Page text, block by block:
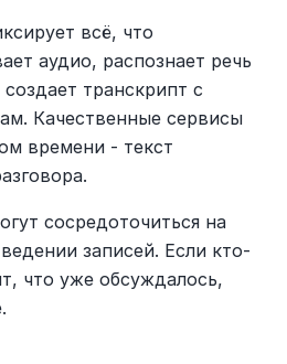
всё, что
аудио, распознает речь
транскрипт с
Качественные сервисы
времени - текст
сосредоточиться на
записей. Если кто-
что уже обсуждалось,